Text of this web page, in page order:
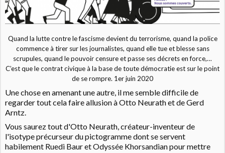
Quand la lutte contre le fascisme devient du terrorisme, quand la police
commence à tirer sur les journalistes, quand elle tue et blesse sans
scrupules, quand le pouvoir censure et passe ses décrets en force,…
C’est que le contrat civique à la base de toute démocratie est sur le point
de se rompre. 1er juin 2020
Une chose en amenant une autre, il me semble difficile de
regarder tout cela faire allusion à Otto Neurath et de Gerd
Arntz.
Vous saurez tout d'Otto Neurath, créateur-inventeur de
l'isotype précurseur du pictogramme dont se servent
habilement Ruedi Baur et Odyssée Khorsandian pour mettre